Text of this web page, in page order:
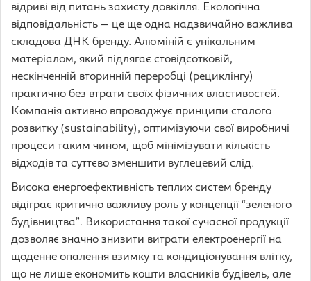
відриві від питань захисту довкілля. Екологічна
відповідальність — це ще одна надзвичайно важлива
складова ДНК бренду. Алюміній є унікальним
матеріалом, який підлягає стовідсотковій,
нескінченній вторинній переробці (рециклінгу)
практично без втрати своїх фізичних властивостей.
Компанія активно впроваджує принципи сталого
розвитку (sustainability), оптимізуючи свої виробничі
процеси таким чином, щоб мінімізувати кількість
відходів та суттєво зменшити вуглецевий слід.
Висока енергоефективність теплих систем бренду
відіграє критично важливу роль у концепції “зеленого
будівництва”. Використання такої сучасної продукції
дозволяє значно знизити витрати електроенергії на
щоденне опалення взимку та кондиціонування влітку,
що не лише економить кошти власників будівель, але